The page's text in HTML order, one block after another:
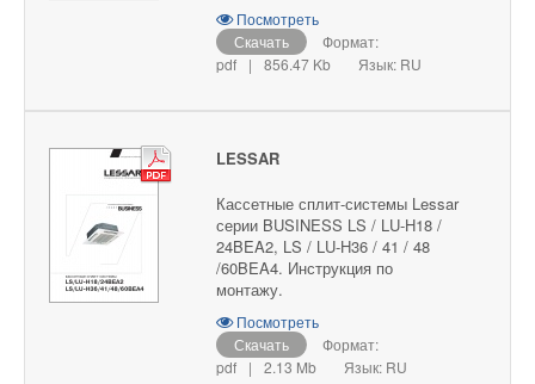
Посмотреть
Скачать
Формат:
pdf
| 856.47 Kb Язык: RU
LESSAR
Кассетные сплит-системы Lessar
серии BUSINESS LS / LU-H18 /
24BEA2, LS / LU-H36 / 41 / 48
/60BEA4. Инструкция по
монтажу.
Посмотреть
Скачать
Формат:
pdf
| 2.13 Mb Язык: RU